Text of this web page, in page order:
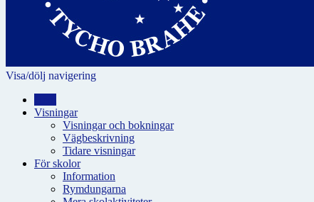
Visa/dölj navigering
Visningar
Visningar och bokningar
Vägbeskrivning
Tidare visningar
För skolor
Information
Rymdungarna